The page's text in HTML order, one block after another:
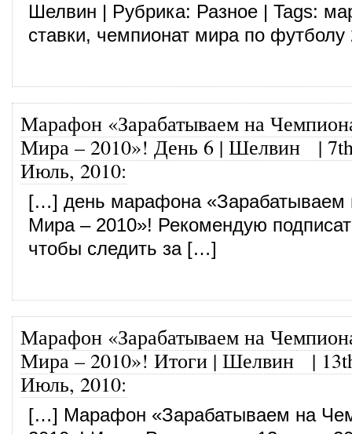
Шелвин | Рубрика: Разное | Tags:
ставки, чемпионат мира по
Марафон «Зарабатываем на
Мира – 2010»! День 6 | Шелвин|
Июль, 2010:
[…] день марафона «Зарабатываем
Мира – 2010»! Рекомендую
чтобы следить за […]
Марафон «Зарабатываем на
Мира – 2010»! Итоги | Шелвин|
Июль, 2010:
[…] Марафон «Зарабатываем на